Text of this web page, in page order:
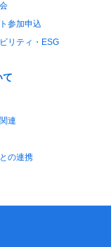
参加申込
リティ・ESG
て
連
の連携